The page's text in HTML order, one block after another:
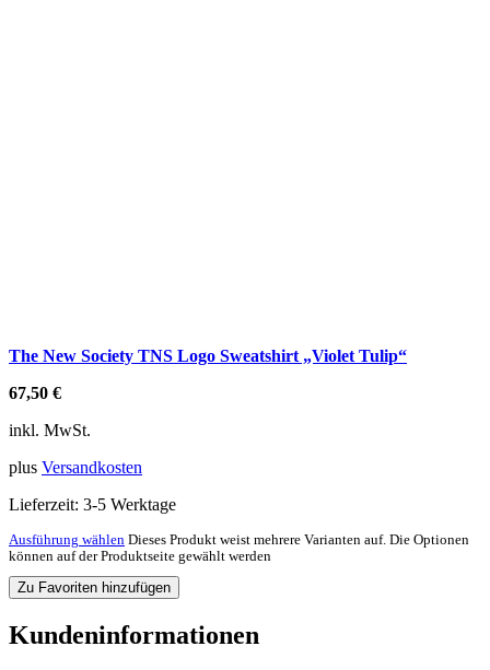
The New Society TNS Logo Sweatshirt „Violet Tulip“
67,50 €
inkl. MwSt.
plus Versandkosten
Lieferzeit: 3-5 Werktage
Ausführung wählen Dieses Produkt weist mehrere Varianten auf. Die Optionen
können auf der Produktseite gewählt werden
Zu Favoriten hinzufügen
Kundeninformationen